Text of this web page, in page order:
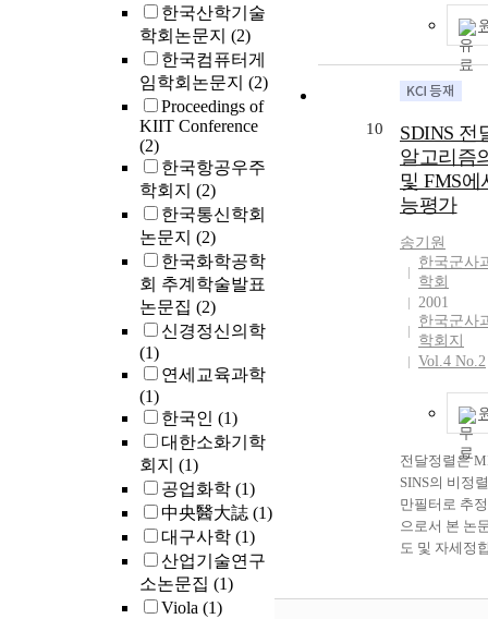
한국산학기술
학회논문지 (2)
한국컴퓨터게
임학회논문지 (2)
Proceedings of
KIIT Conference
(2)
한국항공우주
학회지 (2)
한국통신학회
논문지 (2)
한국화학공학
회 추계학술발표
논문집 (2)
신경정신의학
(1)
연세교육과학
(1)
한국인 (1)
대한소화기학
회지 (1)
공업화학 (1)
中央醫大誌 (1)
대구사학 (1)
산업기술연구
소논문집 (1)
Viola (1)
(PAAM) 용액
점탄성 거동
율 및 동적점
의존성으로
였다. 본 논문
적 점탄성의
5% 이내의 범
점탄성으로
장탄성율 및
고 이들에 미
수의 영향을
그리고 비선
어서 변형량
저장탄성율
의 감소거동
Fourier 급수
형 거동을 발
차항의 영향
다. 이상의 연
대변형하에
거동은 저장
적점도에 비
한 변형량 의
영역에서 비
10
SDINS 전
알고리즘
및 FMS에
능평가
송기원
한국군사
학회
2001
한국군사
학회지
Vol.4 No.2
전달정렬은
SINS의 비정
만필터로 추
으로서 본 논
도 및 자세정